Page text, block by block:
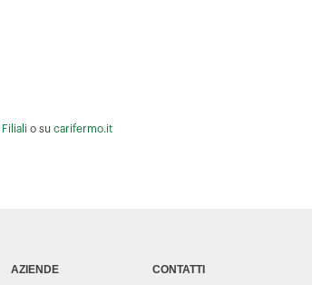
Filiali o sucarifermo.it
AZIENDE CONTATTI